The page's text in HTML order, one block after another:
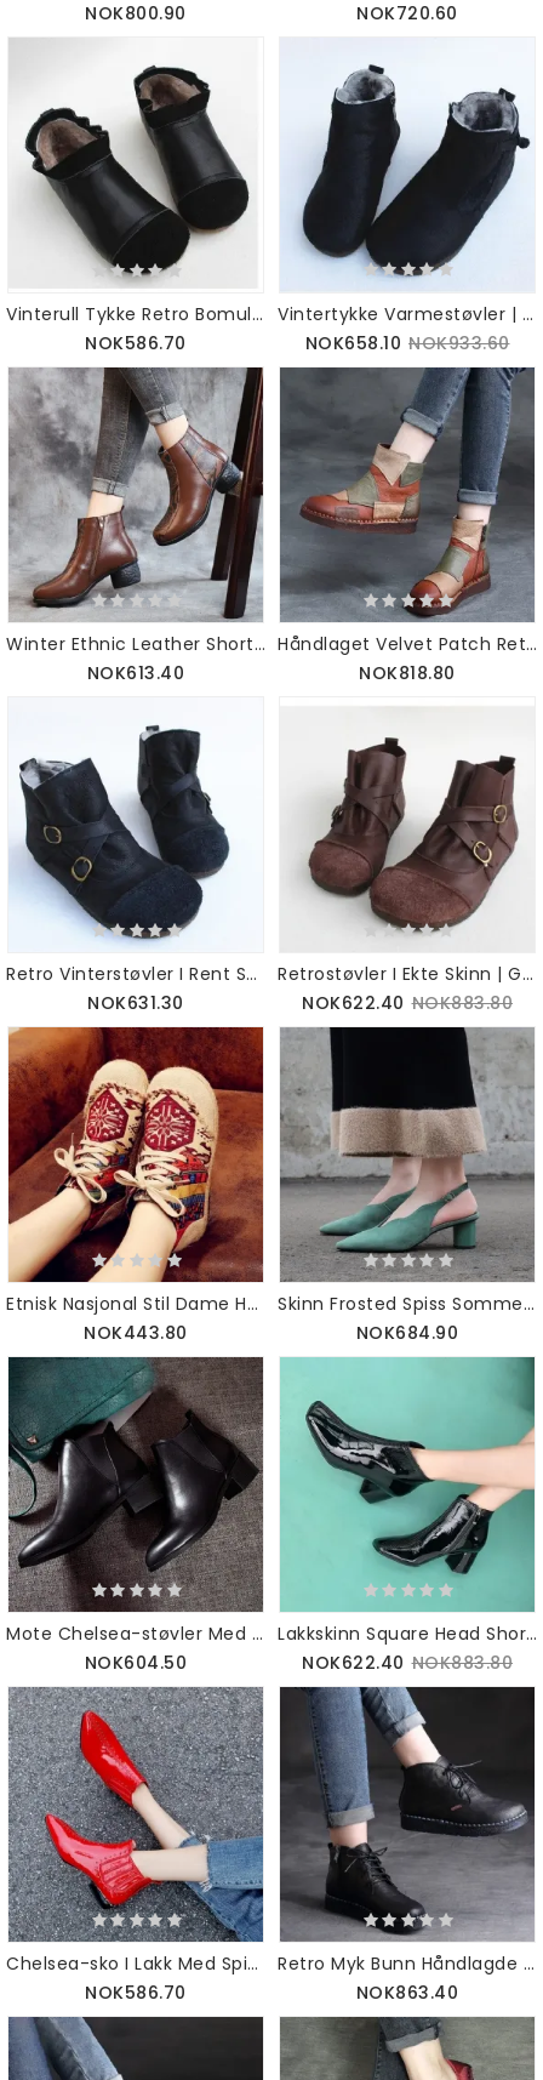
NOK800.90 NOK720.60
Vinterull Tykke Retro Bomullsstøvler | Gavesko |35-41
NOK586.70
Vintertykke Varmestøvler | Gavesko | 35-41
NOK658.10 NOK933.60
Winter Ethnic Leather Short Boots 35-41 | Gave Sko
NOK613.40
Håndlaget Velvet Patch Retro Boots 35-43 | Gave Sko
NOK818.80
Retro Vinterstøvler I Rent Skinn | Gavesko | 35-41
NOK631.30
Retrostøvler I Ekte Skinn | Gavesko |35-41
NOK622.40 NOK883.80
Etnisk Nasjonal Stil Dame Halmsko 35-44 | Gave Sko
NOK443.80
Skinn Frosted Spiss Sommersko | Gavesko |34-43
NOK684.90
Mote Chelsea-støvler Med Spiss Tå | 34-43
NOK604.50
Lakkskinn Square Head Short Boots | Gavesko | 34-43
NOK622.40 NOK883.80
Chelsea-sko I Lakk Med Spiss Tå | Gavesko | 34-43
NOK586.70
Retro Myk Bunn Håndlagde Støvler | Gavesko | 35-42
NOK863.40